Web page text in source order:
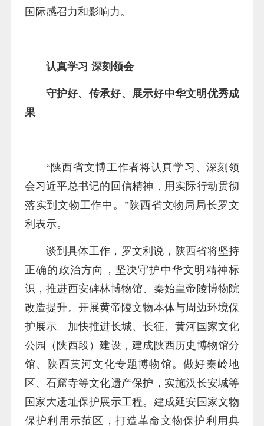
国际感召力和影响力。
认真学习 深刻领会
守护好、传承好、展示好中华文明优秀成
果
“陕西省文博工作者将认真学习、深刻领
会习近平总书记的回信精神，用实际行动贯彻
落实到文物工作中。”陕西省文物局局长罗文
利表示。
谈到具体工作，罗文利说，陕西省将坚持
正确的政治方向，坚决守护中华文明精神标
识，推进西安碑林博物馆、秦始皇帝陵博物院
改造提升。开展黄帝陵文物本体与周边环境保
护展示。加快推进长城、长征、黄河国家文化
公园（陕西段）建设，建成陕西历史博物馆分
馆、陕西黄河文化专题博物馆。做好秦岭地
区、石窟寺等文化遗产保护，实施汉长安城等
国家大遗址保护展示工程。建成延安国家文物
保护利用示范区，打造革命文物保护利用典